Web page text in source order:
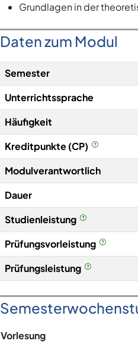
Grundlagen in der
Daten zum Modul
Semester
Unterrichtssprache
Häufigkeit
Kreditpunkte (CP)
Modulverantwortlich
Dauer
Studienleistung
Prüfungsvorleistung
Prüfungsleistung
Vorlesung